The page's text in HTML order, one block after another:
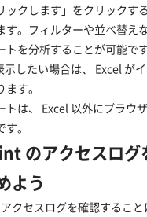
ックします」をクリックす
す。フィルターや並べ替え
トを分析することが可能で
示したい場合は、 Excel が
す。
トは、 Excel 以外にブラウ
。
のアクセスログ
よう
クセスログを確認すること